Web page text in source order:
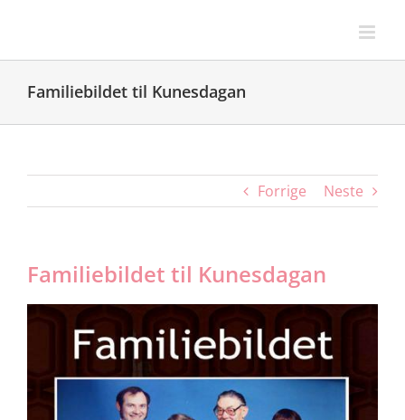
content
Familiebildet til Kunesdagan
Forrige Neste
Familiebildet til Kunesdagan